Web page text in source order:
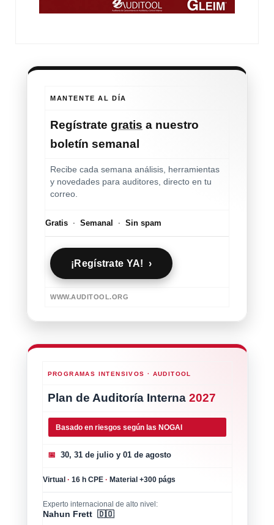
MANTENTE AL DÍA
Regístrate gratis a nuestro
boletín semanal
Recibe cada semana análisis, herramientas
y novedades para auditores, directo en tu
correo.
Gratis · Semanal · Sin spam
¡Regístrate YA! ›
WWW.AUDITOOL.ORG
PROGRAMAS INTENSIVOS · AUDITOOL
Plan de Auditoría Interna 2027
Basado en riesgos según las NOGAI
📅 30, 31 de julio y 01 de agosto
Virtual · 16 h CPE · Material +300 págs
Experto internacional de alto nivel:
Nahun Frett 🇩🇴